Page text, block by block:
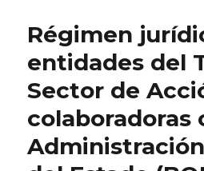
Régimen
entidades del
Sector de
colaboradoras